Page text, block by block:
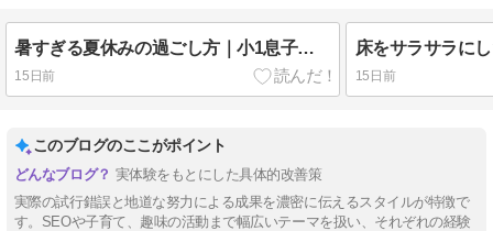
暑すぎる夏休みの過ごし方｜小1息子＆年中娘が実際に楽しめたことまとめ
15日前 15日前
このブログのここがポイント
実体験をもとにした具体的改善策
実際の試行錯誤と地道な努力による成果を濃密に伝えるスタイルが特徴で
す。SEOや子育て、趣味の活動まで幅広いテーマを扱い、それぞれの経験